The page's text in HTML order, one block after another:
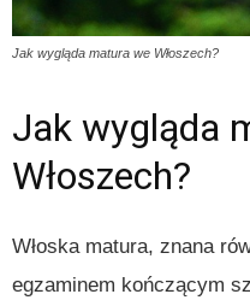
Jak wygląda matura we Włoszech?
Jak wygląda
Włoszech?
Włoska matura, znana
egzaminem kończącym